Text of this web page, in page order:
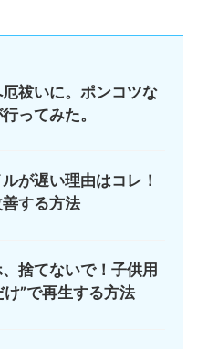
祓いに。ポンコツな
ってみた。
が遅い理由はコレ！
する方法
捨てないで！子供用
”で再生する方法